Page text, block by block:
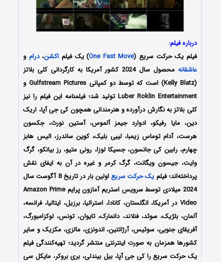
درباره فیلم:
فیلم یک حرکت سریع (One Fast Move) یک فیلم اکشن،درام و
عاشقانه
محصول سال 2024 کشور آمریکا به کارگردانی کلی بلاتز
(Kelly Blatz) است که توسط دو کمپانی‌ Gulfstream Pictures و
Luber Roklin Entertainment تولید شد؛ فیلمنامه این فیلم را نیز
کلی بلاتز به نگارش درآورده و هنرمندانی همچون کی جی آپا، اریک
دین، مایا رفیکو، ادوارد جیمز آلموس، آستین نورث، جکسون
هرست، آدام توماس زیمبا، لیبی بلیک، کوین ساندرز، الیس هابز
چهارم، رابین کی جانسون، جسیکا لوزا، رونی متیو، رز بیانکو، گرگ
وایت، جیسون ویگانت، گرگ کرمر و غیره در آن به ایفای نقش
پرداخته‌اند؛ فیلم یک حرکت سریع
اولین بار در تاریخ 8 آگوست سال
2024 میلادی توسط سرویس استریم آمازون پرایم Amazon Prime
Video در آمریکا، انگلستان، کانادا، استرالیا، برزیل، ایتالیا، فرانسه،
آلمان، بلژیک، سوئد، فنلاند، دانمارک، تایوان، تونس، لوکزامبورگ،
آفریقای جنوبی، سوئیس، آرژانتین، اندونزی، مالزی، مکزیک و سایر
کشورها همزمان به صورت اینترنتی منتشر گردید؛ تهیه‌کنندگی فیلم
یک حرکت سریع را کی جی آپا، بیل بیندلی، بری بروکر، مایکل سی